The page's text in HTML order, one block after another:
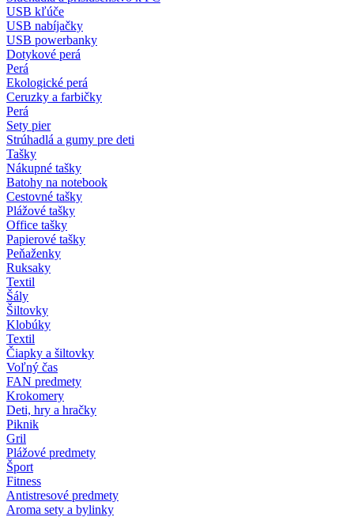
USB kľúče
USB nabíjačky
USB powerbanky
Dotykové perá
Perá
Ekologické perá
Ceruzky a farbičky
Perá
Sety pier
Strúhadlá a gumy pre deti
Tašky
Nákupné tašky
Batohy na notebook
Cestovné tašky
Plážové tašky
Office tašky
Papierové tašky
Peňaženky
Ruksaky
Textil
Šály
Šiltovky
Klobúky
Textil
Čiapky a šiltovky
Voľný čas
FAN predmety
Krokomery
Deti, hry a hračky
Piknik
Gril
Plážové predmety
Šport
Fitness
Antistresové predmety
Aroma sety a bylinky